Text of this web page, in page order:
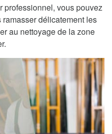
professionnel, vous pouvez
ramasser délicatement les
au nettoyage de la zone